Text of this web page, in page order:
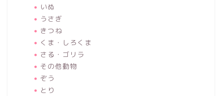
いぬ
うさぎ
きつね
くま・しろくま
さる・ゴリラ
その他動物
ぞう
とり